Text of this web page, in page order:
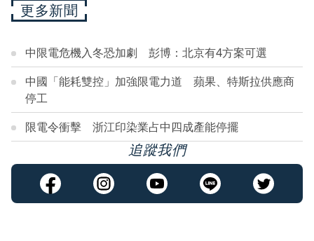
更多新聞
中限電危機入冬恐加劇 彭博：北京有4方案可選
中國「能耗雙控」加強限電力道 蘋果、特斯拉供應商
停工
限電令衝擊 浙江印染業占中四成產能停擺
追蹤我們